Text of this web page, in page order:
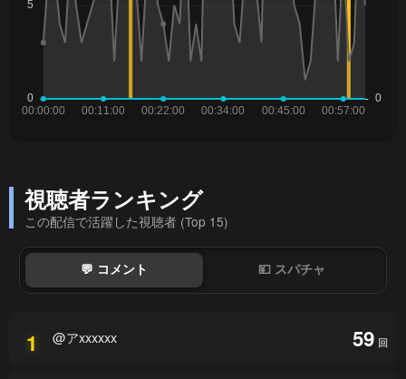
視聴者ランキング
この配信で活躍した視聴者 (Top 15)
💬 コメント 💴 スパチャ
1 @アxxxxxx 59 回